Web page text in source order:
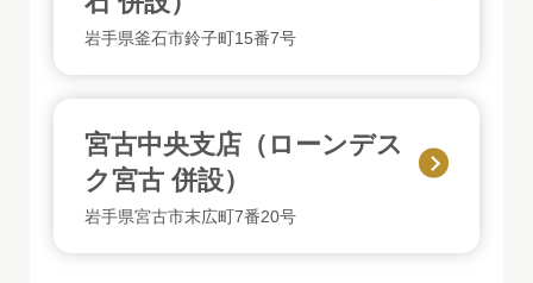
岩手県釜石市鈴子町15番7号
宮古中央支店（ローンデス
ク宮古 併設）
岩手県宮古市末広町7番20号